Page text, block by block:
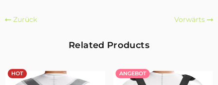
Zurück Vorwärts
Related Products
HOT ANGEBOT